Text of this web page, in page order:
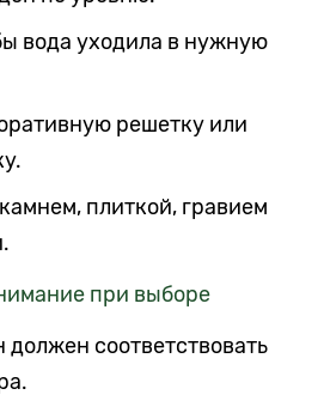
вода уходила в нужную
решетку или
плиткой, гравием
при выборе
должен соответствовать